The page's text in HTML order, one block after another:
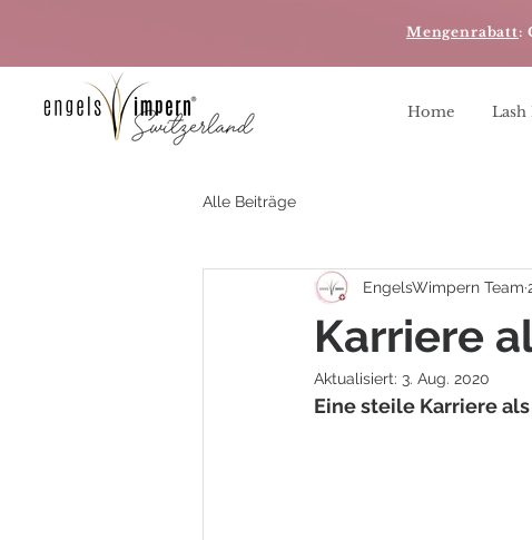
Mengenrabatt:
Home
Alle Beiträge
Karriere
EngelsWimpern Team
Aktualisiert: 3. Aug. 2020
Eine steile Karriere